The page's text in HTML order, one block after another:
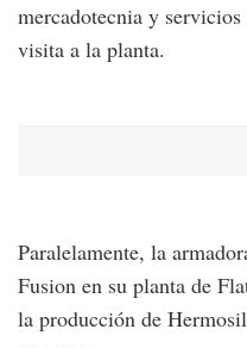
mercadotecnia y
visita a la planta.
Paralelamente, la
Fusion en su planta de
la producción de